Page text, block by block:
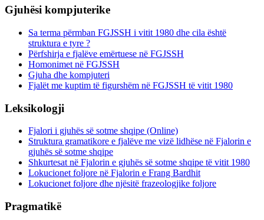
Gjuhësi kompjuterike
Sa terma përmban FGJSSH i vitit 1980 dhe cila është
struktura e tyre ?
Përfshirja e fjalëve emërtuese në FGJSSH
Homonimet në FGJSSH
Gjuha dhe kompjuteri
Fjalët me kuptim të figurshëm në FGJSSH të vitit 1980
Leksikologji
Fjalori i gjuhës së sotme shqipe (Online)
Struktura gramatikore e fjalëve me vizë lidhëse në Fjalorin e
gjuhës së sotme shqipe
Shkurtesat në Fjalorin e gjuhës së sotme shqipe të vitit 1980
Lokucionet foljore në Fjalorin e Frang Bardhit
Lokucionet foljore dhe njësitë frazeologjike foljore
Pragmatikë